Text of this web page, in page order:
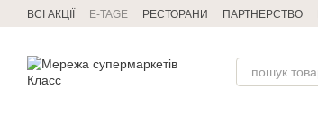
Перейти до основного контенту
ВСІ АКЦІЇ E-TAGE РЕСТОРАНИ ПАРТНЕРСТВО